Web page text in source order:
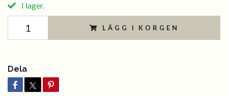
I lager.
LÄGG I KORGEN
Dela